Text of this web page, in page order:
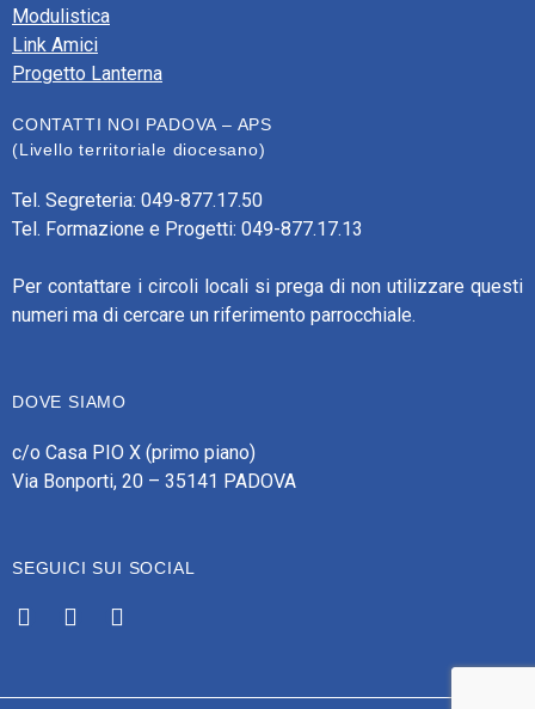
Modulistica
Link Amici
Progetto Lanterna
CONTATTI NOI PADOVA – APS
(Livello territoriale diocesano)
Tel. Segreteria: 049-877.17.50
Tel. Formazione e Progetti: 049-877.17.13
Per contattare i circoli locali si prega di non utilizzare questi
numeri ma di cercare un riferimento parrocchiale.
DOVE SIAMO
c/o Casa PIO X (primo piano)
Via Bonporti, 20 – 35141 PADOVA
SEGUICI SUI SOCIAL